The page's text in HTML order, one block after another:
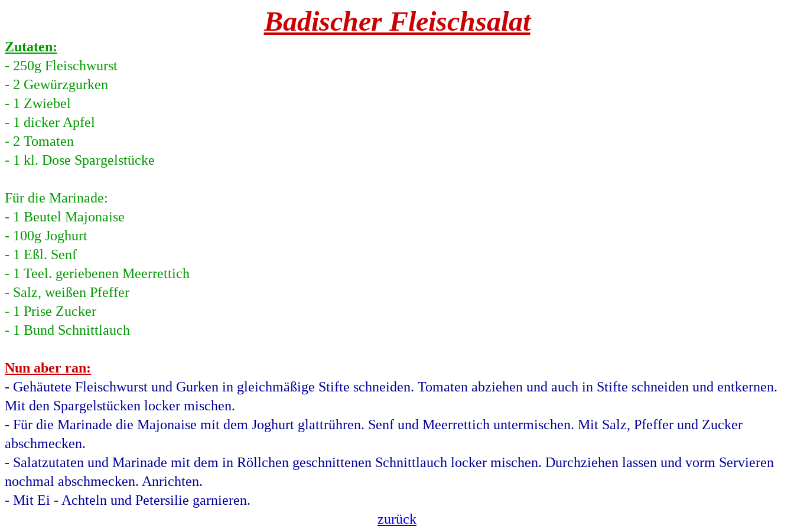
Badischer Fleischsalat
Zutaten:
- 250g Fleischwurst
- 2 Gewürzgurken
- 1 Zwiebel
- 1 dicker Apfel
- 2 Tomaten
- 1 kl. Dose Spargelstücke
Für die Marinade:
- 1 Beutel Majonaise
- 100g Joghurt
- 1 Eßl. Senf
- 1 Teel. geriebenen Meerrettich
- Salz, weißen Pfeffer
- 1 Prise Zucker
- 1 Bund Schnittlauch
Nun aber ran:
- Gehäutete Fleischwurst und Gurken in gleichmäßige Stifte schneiden. Tomaten abziehen und auch in Stifte schneiden und entkernen.
Mit den Spargelstücken locker mischen.
- Für die Marinade die Majonaise mit dem Joghurt glattrühren. Senf und Meerrettich untermischen. Mit Salz, Pfeffer und Zucker
abschmecken.
- Salatzutaten und Marinade mit dem in Röllchen geschnittenen Schnittlauch locker mischen. Durchziehen lassen und vorm Servieren
nochmal abschmecken. Anrichten.
- Mit Ei - Achteln und Petersilie garnieren.
zurück